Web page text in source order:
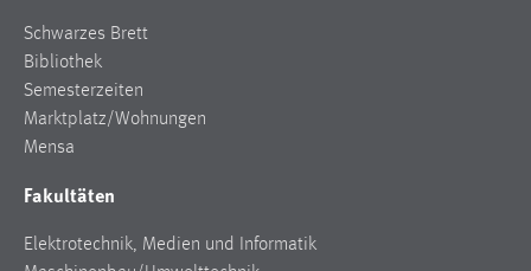
Schwarzes Brett
Bibliothek
Semesterzeiten
Marktplatz/Wohnungen
Mensa
Fakultäten
Elektrotechnik, Medien und Informatik
Diese Informationen helfen uns zu verstehen, wie
unsere Besucher unsere Website nutzen.
Matomo
_pk_ref, _pk_cvar, _pk_id, _pk_ses
Zweck: